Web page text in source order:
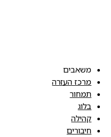
משאבים
מרכז העזרה
תמחור
בלוג
קהילה
חיבורים